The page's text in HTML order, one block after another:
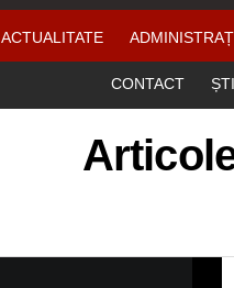
ACTUALITATE
CONTACT